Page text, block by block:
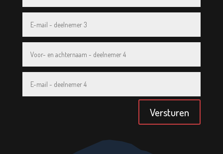
Versturen